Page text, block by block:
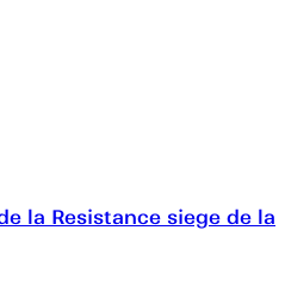
la Resistance siege de la